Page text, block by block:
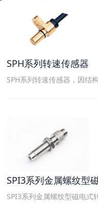
SPH系列转速传感器
SPH系列转速传感器，因结
SPI3系列金属螺纹型
SPI3系列金属螺纹型磁电式